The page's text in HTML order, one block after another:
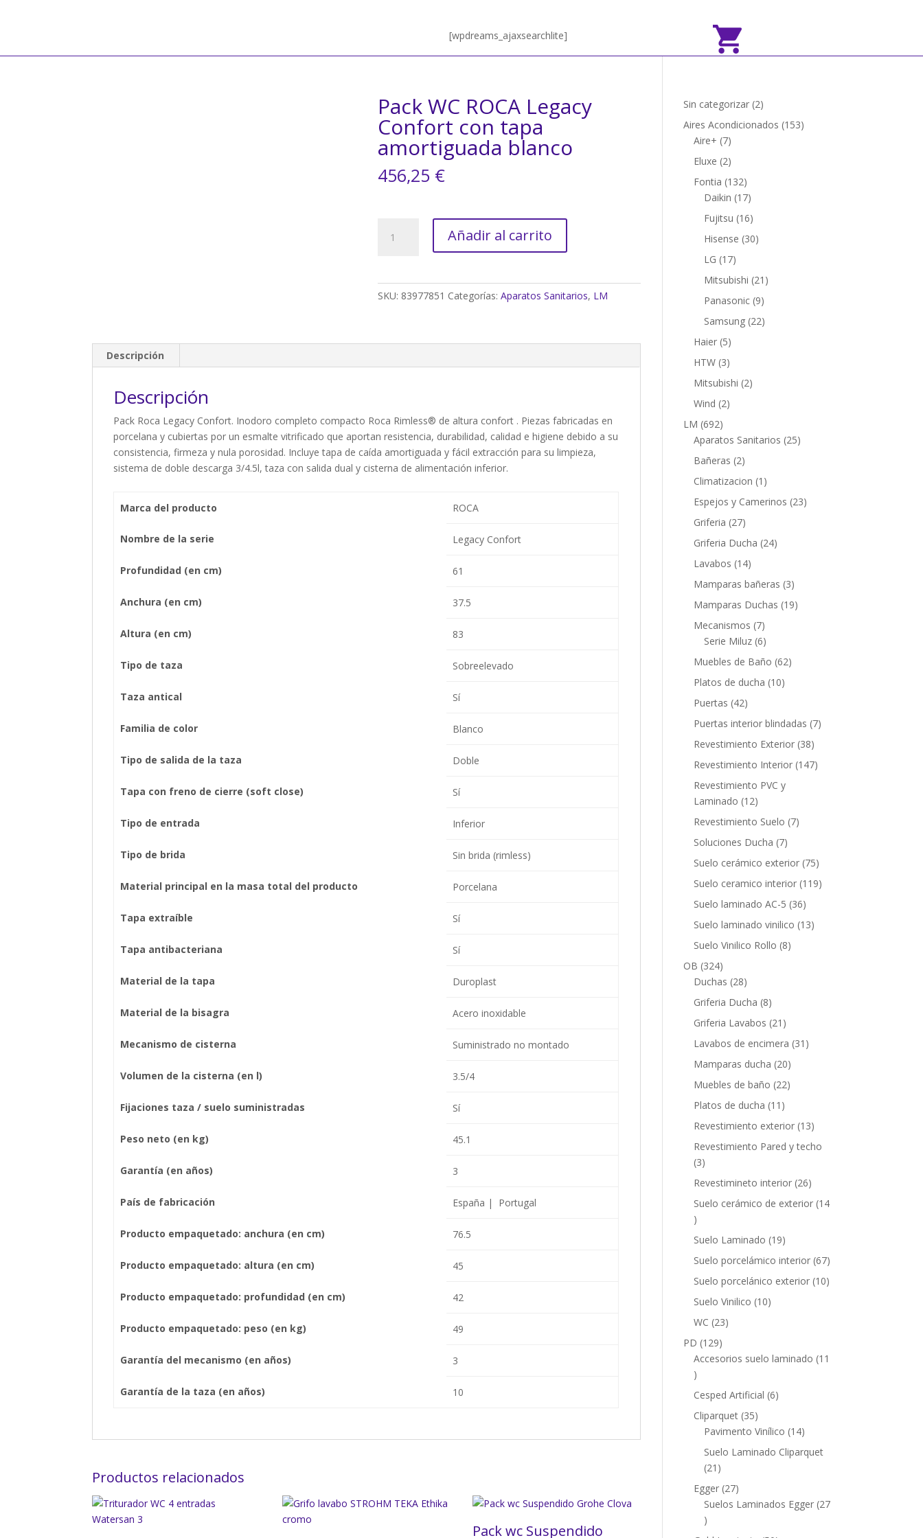
[wpdreams_ajaxsearchlite]
Pack WC ROCA Legacy
Confort con tapa
amortiguada blanco
456,25 €
cantidad
Añadir al carrito
SKU: 83977851 Categorías: Aparatos Sanitarios, LM
Descripción
Descripción
Pack Roca Legacy Confort. Inodoro completo compacto Roca Rimless® de altura confort . Piezas fabricadas en
porcelana y cubiertas por un esmalte vitrificado que aportan resistencia, durabilidad, calidad e higiene debido a su
consistencia, firmeza y nula porosidad. Incluye tapa de caída amortiguada y fácil extracción para su limpieza,
sistema de doble descarga 3/4.5l, taza con salida dual y cisterna de alimentación inferior.
Marca del producto ROCA
Nombre de la serie Legacy Confort
Profundidad (en cm) 61
Anchura (en cm) 37.5
Altura (en cm) 83
Tipo de taza Sobreelevado
Taza antical Sí
Familia de color Blanco
Tipo de salida de la taza Doble
Tapa con freno de cierre (soft close) Sí
Tipo de entrada Inferior
Tipo de brida Sin brida (rimless)
Material principal en la masa total del producto Porcelana
Tapa extraíble Sí
Tapa antibacteriana Sí
Material de la tapa Duroplast
Material de la bisagra Acero inoxidable
Mecanismo de cisterna Suministrado no montado
Volumen de la cisterna (en l) 3.5/4
Fijaciones taza / suelo suministradas Sí
Peso neto (en kg) 45.1
Garantía (en años) 3
País de fabricación España | Portugal
Producto empaquetado: anchura (en cm) 76.5
Producto empaquetado: altura (en cm) 45
Producto empaquetado: profundidad (en cm) 42
Producto empaquetado: peso (en kg) 49
Garantía del mecanismo (en años) 3
Garantía de la taza (en años) 10
Productos relacionados
Pack wc Suspendido
Sin categorizar 22
productos
Aires Acondicionados 153153
Aire+ 77
productos
Eluxe 22
productos
Fontia 132132
productos
Daikin 1717
productos
Fujitsu 1616
productos
Hisense 3030
LG 1717
productos
Mitsubishi 21 21
Panasonic 99
productos
Samsung 2222
Haier 55
productos
HTW 33
productos
Mitsubishi 22
Wind 22
LM 692692
productos
Aparatos Sanitarios 2525
Bañeras 22
productos
Climatizacion 1 1
producto
Espejos y Camerinos 2323
Griferia 2727
productos
Griferia Ducha 2424
Lavabos 1414
productos
Mamparas bañeras 33
productos
Mamparas Duchas 1919
Mecanismos 77
productos
Serie Miluz 66
productos
Muebles de Baño 6262
Platos de ducha 1010
Puertas 4242
productos
Puertas interior blindadas 77
Revestimiento Exterior 3838
productos
Revestimiento Interior 147147
Revestimiento PVC y
Laminado 1212
productos
Revestimiento Suelo 77
Soluciones Ducha 77
productos
Suelo cerámico exterior 7575
productos
Suelo ceramico interior 119119
Suelo laminado AC-5 3636
productos
Suelo laminado vinilico 1313
Suelo Vinilico Rollo 88
OB 324324
productos
Duchas 2828
productos
Griferia Ducha 88
productos
Griferia Lavabos 21 21
productos
Lavabos de encimera 31 31
Mamparas ducha 2020
productos
Muebles de baño 2222
Platos de ducha 11 11
productos
Revestimiento exterior 1313
productos
Revestimiento Pared y techo
33
productos
Revestimineto interior 2626
productos
Suelo cerámico de exterior 14
14
productos
Suelo Laminado 1919
productos
Suelo porcelámico interior 6767
productos
Suelo porcelánico exterior 1010
Suelo Vinilico 1010
WC 2323
PD 129129
productos
Accesorios suelo laminado 11
11
productos
Cesped Artificial 66
Cliparquet 3535
productos
Pavimento Vinílico 1414
productos
Suelo Laminado Cliparquet
21 21
productos
Egger 2727
productos
Suelos Laminados Egger 27
27
productos